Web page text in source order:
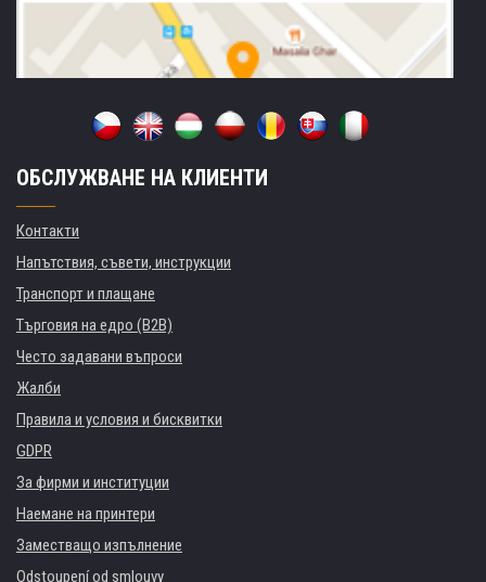
ОБСЛУЖВАНЕ НА КЛИЕНТИ
Контакти
Напътствия, съвети, инструкции
Транспорт и плащане
Търговия на едро (B2B)
Често задавани въпроси
Жалби
Правила и условия и бисквитки
GDPR
За фирми и институции
Наемане на принтери
Заместващо изпълнение
Odstoupení od smlouvy